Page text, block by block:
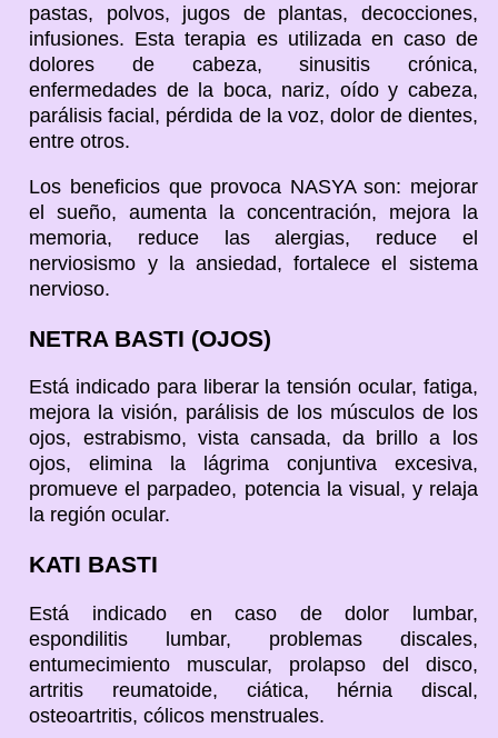
pastas, polvos, jugos de plantas, decocciones,
infusiones. Esta terapia es utilizada en caso de
dolores de cabeza, sinusitis crónica,
enfermedades de la boca, nariz, oído y cabeza,
parálisis facial, pérdida de la voz, dolor de dientes,
entre otros.
Los beneficios que provoca NASYA son: mejorar
el sueño, aumenta la concentración, mejora la
memoria, reduce las alergias, reduce el
nerviosismo y la ansiedad, fortalece el sistema
nervioso.
NETRA BASTI (OJOS)
Está indicado para liberar la tensión ocular, fatiga,
mejora la visión, parálisis de los músculos de los
ojos, estrabismo, vista cansada, da brillo a los
ojos, elimina la lágrima conjuntiva excesiva,
promueve el parpadeo, potencia la visual, y relaja
la región ocular.
KATI BASTI
Está indicado en caso de dolor lumbar,
espondilitis lumbar, problemas discales,
entumecimiento muscular, prolapso del disco,
artritis reumatoide, ciática, hérnia discal,
osteoartritis, cólicos menstruales.